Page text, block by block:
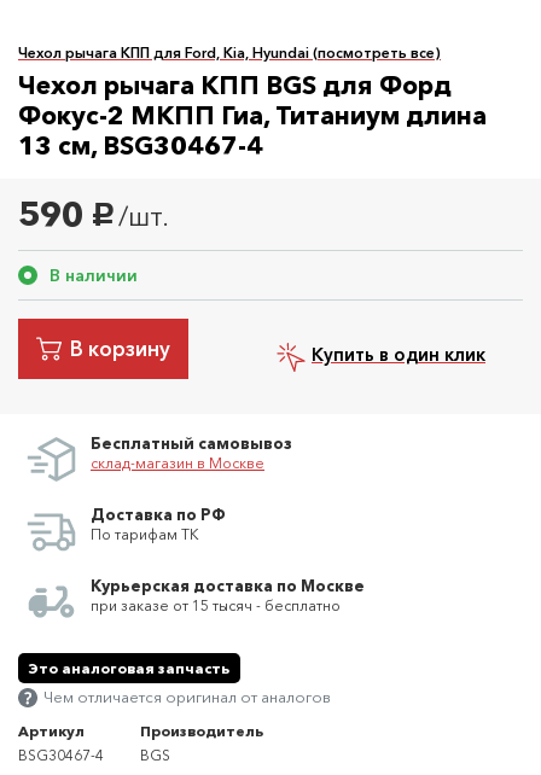
Чехол рычага КПП для Ford, Kia, Hyundai (посмотреть все)
Чехол рычага КПП BGS для Форд
Фокус-2 МКПП Гиа, Титаниум длина
13 см, BSG30467-4
590 руб. /шт.
В наличии
В корзину Купить в один клик
Бесплатный самовывоз
склад-магазин в Москве
Доставка по РФ
По тарифам ТК
Курьерская доставка по Москве
при заказе от 15 тысяч - бесплатно
Это аналоговая запчасть
Чем отличается оригинал от аналогов
Артикул
BSG30467-4
Производитель
BGS